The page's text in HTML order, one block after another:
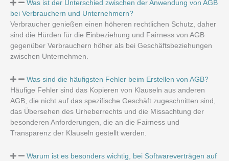
Was ist der Unterschied zwischen der Anwendung von AGB
bei Verbrauchern und Unternehmern?
Verbraucher genießen einen höheren rechtlichen Schutz, daher
sind die Hürden für die Einbeziehung und Fairness von AGB
gegenüber Verbrauchern höher als bei Geschäftsbeziehungen
zwischen Unternehmen.
Was sind die häufigsten Fehler beim Erstellen von AGB?
Häufige Fehler sind das Kopieren von Klauseln aus anderen
AGB, die nicht auf das spezifische Geschäft zugeschnitten sind,
das Übersehen des Urheberrechts und die Missachtung der
besonderen Anforderungen, die an die Fairness und
Transparenz der Klauseln gestellt werden.
Warum ist es besonders wichtig, bei Softwareverträgen auf